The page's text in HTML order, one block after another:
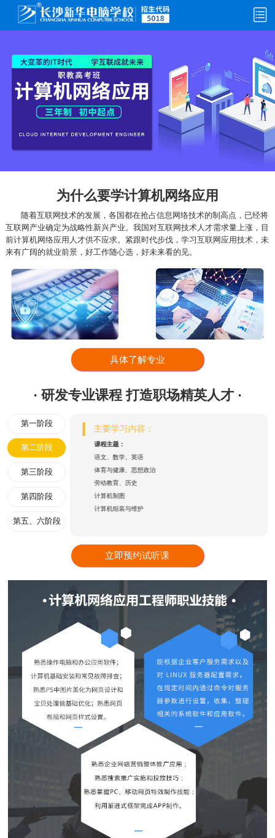
你愿意与学姐一起学IT吗
为什么要学计算机网络应用
随着互联网技术的发展，各国都在抢占信息网络技术的制高点，已经将
互联网产业确定为战略性新兴产业。我国对互联网技术人才需求量上涨，目
前计算机网络应用人才供不应求。紧跟时代步伐，学习互联网应用技术，未
来有广阔的就业前景，好工作随心选，好未来看的见。
具体了解专业
· 研发专业课程 打造职场精英人才 ·
第一阶段
第二阶段
第三阶段
第四阶段
第五、六阶段
主要学习内容：
课程主题：
语文、数学、英语
体育与健康、思想政治
劳动教育、历史
计算机制图
计算机组装与维护
立即预约试听课